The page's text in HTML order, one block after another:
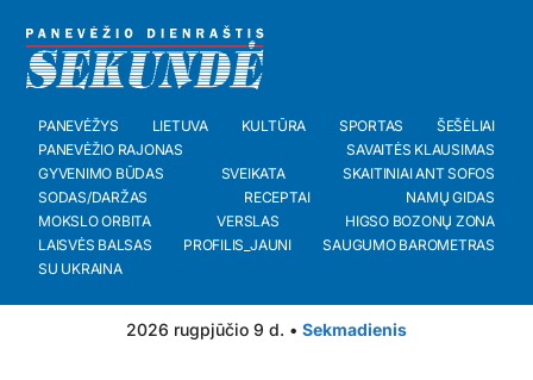
PANEVĖŽYS LIETUVA KULTŪRA SPORTAS
ŠEŠĖLIAI
PANEVĖŽIO RAJONAS
SAVAITĖS KLAUSIMAS
GYVENIMO BŪDAS
SVEIKATA
SKAITINIAI ANT SOFOS
SODAS/DARŽAS
RECEPTAI
NAMŲ GIDAS
MOKSLO ORBITA
VERSLAS
HIGSO BOZONŲ ZONA
LAISVĖS BALSAS
PROFILIS_JAUNI
SAUGUMO BAROMETRAS
SU UKRAINA
2026 rugpjūčio 9 d. • Sekmadienis